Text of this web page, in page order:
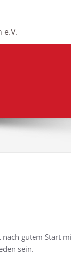
e.V.
gutem Start
sein.